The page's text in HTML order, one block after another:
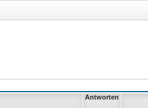
Antworten